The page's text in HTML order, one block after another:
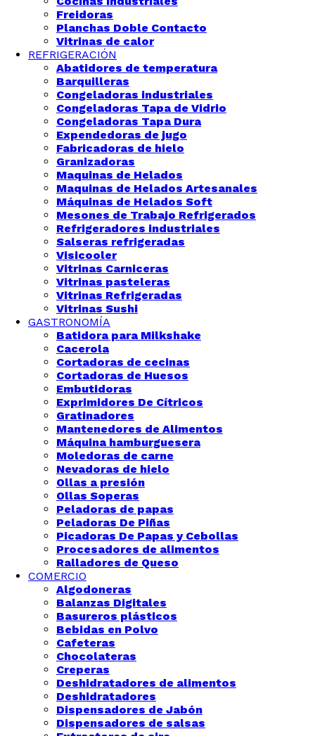
Freidoras
Planchas Doble Contacto
Vitrinas de calor
REFRIGERACIÓN
Abatidores de temperatura
Barquilleras
Congeladoras industriales
Congeladoras Tapa de Vidrio
Congeladoras Tapa Dura
Expendedoras de jugo
Fabricadoras de hielo
Granizadoras
Maquinas de Helados
Maquinas de Helados Artesanales
Máquinas de Helados Soft
Mesones de Trabajo Refrigerados
Refrigeradores industriales
Salseras refrigeradas
Visicooler
Vitrinas Carniceras
Vitrinas pasteleras
Vitrinas Refrigeradas
Vitrinas Sushi
GASTRONOMÍA
Batidora para Milkshake
Cacerola
Cortadoras de cecinas
Cortadoras de Huesos
Embutidoras
Exprimidores De Cítricos
Gratinadores
Mantenedores de Alimentos
Máquina hamburguesera
Moledoras de carne
Nevadoras de hielo
Ollas a presión
Ollas Soperas
Peladoras de papas
Peladoras De Piñas
Picadoras De Papas y Cebollas
Procesadores de alimentos
Ralladores de Queso
COMERCIO
Algodoneras
Balanzas Digitales
Basureros plásticos
Bebidas en Polvo
Cafeteras
Chocolateras
Creperas
Deshidratadores de alimentos
Deshidratadores
Dispensadores de Jabón
Dispensadores de salsas